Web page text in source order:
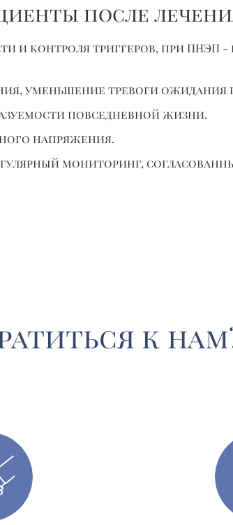
после
и контроля триггеров, при ПНЭП
уменьшение тревоги ожидания
повседневной жизни.
напряжения.
мониторинг,
к